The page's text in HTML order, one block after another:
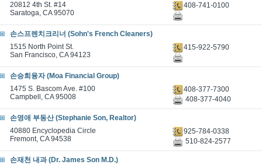
20812 4th St. #14
Saratoga, CA 95070
408-741-0100
손스프렌치크리너 (Sohn's French Cleaners)
1515 North Point St.
San Francisco, CA 94123
415-922-5790
손승희융자 (Moa Financial Group)
1475 S. Bascom Ave. #100
Campbell, CA 95008
408-377-7300
408-377-4040
손영애 부동산 (Stephanie Son, Realtor)
40880 Encyclopedia Circle
Fremont, CA 94538
925-784-0338
510-824-2577
손재천 내과 (Dr. James Son M.D.)